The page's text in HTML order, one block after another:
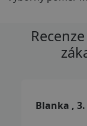
Blanka , 3.